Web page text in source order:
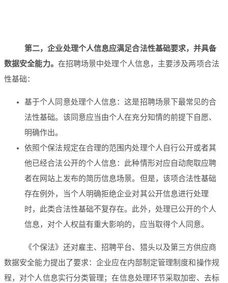
第二，企业处理个人信息应满足合法性基础要求，并具备
数据安全能力。 在招聘场景中处理个人信息，主要涉及两项合法
性基础：
基于个人同意处理个人信息：这是招聘场景下最常见的合
法性基础。该同意应当由个人在充分知情的前提下自愿、
明确作出。
依照个保法规定在合理的范围内处理个人自行公开或者其
他已经合法公开的个人信息：此种情形对应自动爬取应聘
者在网站上发布的简历信息场景。但是，该项合法性基础
存在例外，当个人明确拒绝企业对其公开信息进行处理
时，此类合法性基础不复存在。此外，处理已公开的个人
信息，对个人权益有重大影响的，应当取得个人同意。
《个保法》还对雇主、招聘平台、猎头以及第三方供应商
数据安全能力提出了要求：企业应在内部制定管理制度和操作规
程，对个人信息实行分类管理；在信息处理环节采取加密、去标